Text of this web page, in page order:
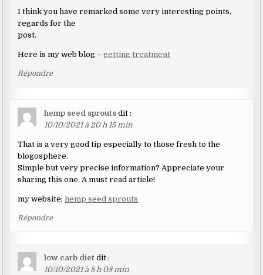
I think you have remarked some very interesting points,
regards for the
post.
Here is my web blog –getting treatment
Répondre
hemp seed sprouts dit :
10/10/2021 à 20 h 15 min
That is a very good tip especially to those fresh to the
blogosphere.
Simple but very precise information? Appreciate your
sharing this one. A must read article!
my website;hemp seed sprouts
Répondre
low carb diet dit :
10/10/2021 à 8 h 08 min